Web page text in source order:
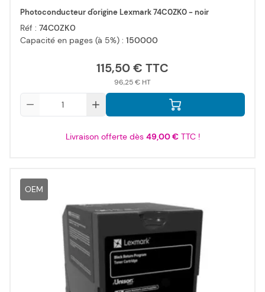
Photoconducteur d'origine Lexmark 74C0ZK0 - noir
Réf : 74C0ZK0
Capacité en pages (à 5%) : 150000
115,50 €
96,25 €
Livraison offerte dès 49,00 €TTC !
OEM